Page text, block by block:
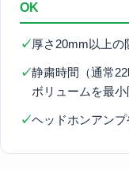
OK
✓厚さ20mm以上の
✓静粛時間（通常
ボリュームを最小
✓ヘッドホンアン